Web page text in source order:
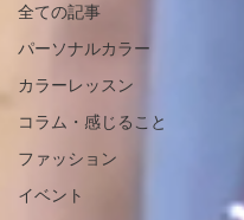
全ての記事
パーソナルカラー
カラーレッスン
コラム・感じること
ファッション
イベント